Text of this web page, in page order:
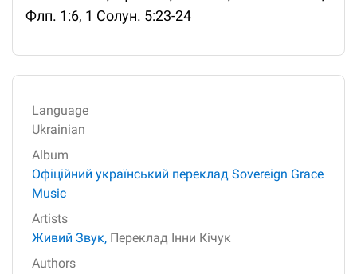
Флп. 1:6, 1 Солун. 5:23-24
Language
Ukrainian
Album
Офіційний український переклад Sovereign Grace
Music
Artists
Живий Звук, Переклад Інни Кічук
Authors